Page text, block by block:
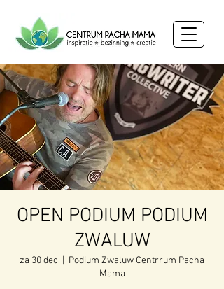
OPEN PODIUM PODIUM
ZWALUW
za 30 dec
Podium Zwaluw Centrrum Pacha
Mama